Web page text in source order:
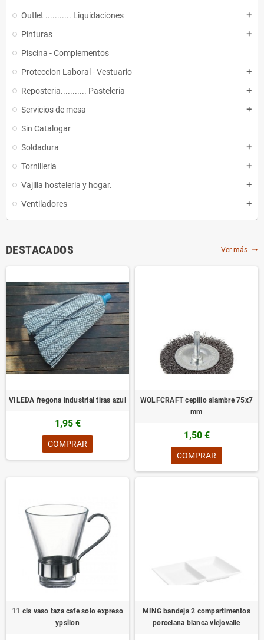
Outlet ........... Liquidaciones add
Pinturas add
Piscina - Complementos
Proteccion Laboral - Vestuario
add
Reposteria........... Pasteleria add
Servicios de mesa add
Sin Catalogar
Soldadura
add
Tornilleria add
Vajilla hosteleria y hogar. add
Ventiladores add
DESTACADOS Ver más trending_flat
VILEDA fregona industrial tiras azul
1,95 €
COMPRAR
WOLFCRAFT cepillo alambre 75x7
mm
1,50 €
COMPRAR
11 cls vaso taza cafe solo expreso
ypsilon
MING bandeja 2 compartimentos
porcelana blanca viejovalle